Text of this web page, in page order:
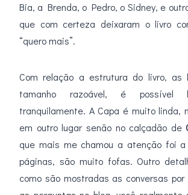
Bia, a Brenda, o Pedro, o Sidney, e
que com certeza deixaram o livro
“quero mais”.
Com relação a estrutura do livro, as
tamanho razoável, é
tranquilamente. A Capa é muito linda,
em outro lugar senão no calçadão de
que mais me chamou a atenção foi
páginas, são muito fofas. Outro
como são mostradas as conversas